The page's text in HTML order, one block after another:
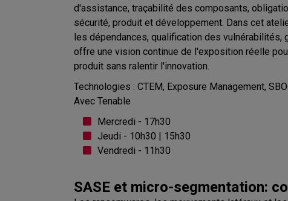
d'assistance, traçabilité des composants,
sécurité, produit et développement. Dans cet
les dépendances, qualification des
offre une vision continue de l'exposition réelle
produit sans ralentir l'innovation.
Technologies : CTEM, Exposure Management,
Avec Tenable
Mercredi - 17h30
Jeudi - 10h30 | 15h30
Vendredi - 11h30
SASE et micro-segmentation: